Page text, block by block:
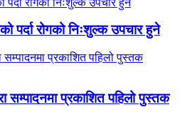
पर्दा रोगको निःशुल्क उपचार हुने
सम्पादनमा प्रकाशित पहिलो पुस्तक